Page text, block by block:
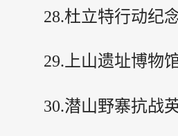
28.杜立特行动纪
29.上山遗址博物
30.潜山野寨抗战